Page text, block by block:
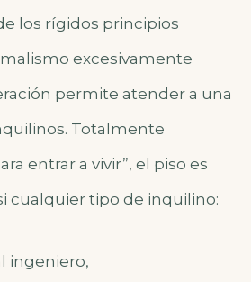
los rígidos principios
excesivamente
permite atender a una
Totalmente
entrar a vivir”, el piso es
cualquier tipo de inquilino:
ingeniero,